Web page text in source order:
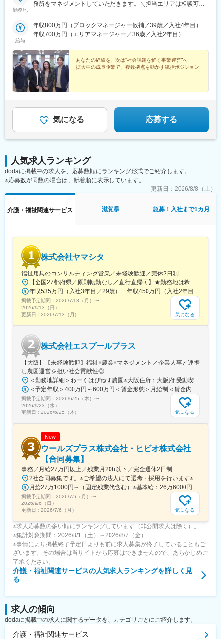
勤務地
務所をマネジメントしていただきます。＼担当エリアは相談可
《養成期間中の勤務地》現在は東京、横浜、埼玉、福岡の事業所
で行っていますが、ご希望に合わせて、お住まいのエリアで行う
気軽にご相談ください。《養成期間後の勤務地》全国47都道府県
が対象※現在お住まいの地域又はジェネラルマネージャーと相談の
上決定《配属事業部について》障害福祉事業では「重度訪問介
護」と「グループホーム」、高齢者事業では「訪問介護事業」を
展開しています。配属に関しては、適性や条件等に応じて、配属
の事業部を決定。あなたの適性や能力を活かせる適切な部署でご
なる点はご相談ください。☆引越し手当支給・借り上げ社宅提供
あり（無料）
給与
年収800万円（ブロックマネージャー候補／39歳／入社4年目）
年収700万円（エリアマネージャー／36歳／入社2年目）
あなたの経験を、次は“社会課題を解く事業運営”へ
拡大中の成長企業で、複数拠点を動かす統括ポジション
気になる 応募する
人気求人ランキング
dodaに掲載中の求人を、応募数順にランキング形式でご紹介します。
※応募数が同数の場合は、新着順に表示しています。
更新日： 2026/8/8（土）
介護・福祉関連サービス 滋賀県 急募！入社まで1カ月
株式会社ヤマシタ
福祉用具のコンサルティング営業／未経験歓迎／完休2日制
【全国27都府県／原則転勤なし／直行直帰可】★勤務地は希望を考慮★拠点により車通勤OK※充足状況により、ご希望の勤務地での募集が終了している場合があります。※転居を伴う転勤の有無は、半年ごとに希望を伺い、選択いただけます。■東北■・宮城県（仙台市）■関東■・東京都（東京23区など）・神奈川県（横浜市など）・埼玉県（さいたま市など）・千葉県（千葉市など）・茨城県（水戸市）・栃木県（宇都宮市／足利市）・群馬県（前橋市）■東海■・愛知県（名古屋市／豊田市／豊橋市／小牧市）・静岡県（静岡市／浜松市／沼津市／焼津市／富士市）・岐阜県（岐阜市）・三重県（四日市市）■信越・北陸■・長野県（長野市）・山梨県（甲府市）・石川県（金沢市）・富山県（富山市）・福井県（福井市）■関西■・大阪府・兵庫県（神戸市／尼崎市／姫路市）・京都府（京都市）・奈良県（奈良市／天理市）・滋賀県（大津市／彦根市）・和歌山県（和歌山市／田辺市）■中国■・広島県（広島市）・岡山県（岡山市）■四国■・香川県（高松市）■九州■・福岡県（福岡市）
年収535万円（入社3年目／29歳） 年収450万円（入社2年目／26歳）
掲載予定期間： 2026/7/13（月） 〜
2026/9/13（日）
更新日： 2026/7/13（月） 気になる
株式会社エスプールプラス
【大阪】【未経験歓迎】福祉×農業×マネジメント／企業人事と連携
し農園運営を担い社会貢献性◎
＜勤務地詳細＞わーくはぴねす農園※大阪住所：大阪府 受動喫煙対策：敷地内全面禁煙変更の範囲：会社の定める事業所
＜予定年収＞400万円～600万円＜賃金形態＞月給制＜賃金内訳＞月額（基本給）：280,000円～420,000円＜月給＞280,000円～420,000円＜昇給有無＞有＜残業手当＞有＜給与補足＞※予定年収はあくまでも目安の金額であり、選考を通じて上下する可能性があります。■昇給：年2回（8月・2月）■賞与：年2回（7月・12月）賃金はあくまでも目安の金額であり、選考を通じて上下する可能性があります。月給(月額)は固定手当を含めた表記です。
掲載予定期間： 2026/6/25（木） 〜
2026/9/23（水）
更新日： 2026/6/25（木） 気になる
New
ウールズプラス株式会社・ヒビオ株式会社
【合同募集】
事務／月給27万円以上／残業月20h以下／完全週休2日制
2社合同募集です。※ご希望の法人にて選考・採用を行います※配属先については、入社された法人内でご希望を考慮の上決定します大阪府大阪市北区西天満2-10-2 幸田ビル5階※ウールズプラス株式会社、ヒビオ株式会社ともに上記住所での勤務となります※オフィス内禁煙＜各社共通＞
月給27万1000円～（固定残業代含む）※基本給：26万6000円～※固定残業代は、時間外労働の有無に関わらず月2.45時間分を、一律5000円支給※上記を超える時間外労働分は追加で支給＜各社共通＞
掲載予定期間： 2026/7/6（月） 〜
2026/9/6（日）
更新日： 2026/7/6（月） 気になる
※求人応募数の多い順にランキングしています（非公開求人は除く）。
※集計対象期間：2026/8/1（土）～2026/8/7（金）
※事情により掲載終了予定日よりも前に求人募集が終了していることもご
ざいます。その場合は当サイトから応募はできませんので、あらかじめご
了承ください。
介護・福祉関連サービスの人気求人ランキングを詳しく見
る
求人の傾向
dodaに掲載中の求人に関するデータを、カテゴリごとにご紹介します。
介護・福祉関連サービス